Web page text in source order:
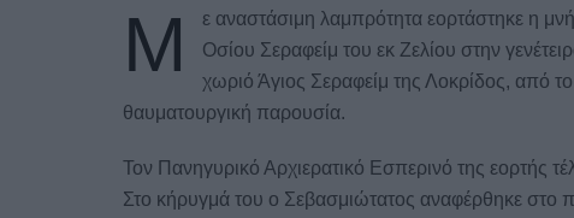
Μ
ε αναστάσιμη λαμπρότητα εορτάστηκε η
Οσίου Σεραφείμ του εκ Ζελίου στην
χωριό Άγιος Σεραφείμ της Λοκρίδος, από
θαυματουργική παρουσία.
Τον Πανηγυρικό Αρχιερατικό Εσπερινό της εορτής
Στο κήρυγμά του ο Σεβασμιώτατος αναφέρθηκε στο